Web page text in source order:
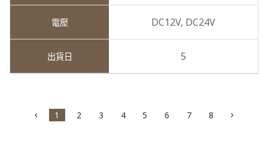
DC12V, DC24V
5
1 2 3 4 5 6 7 8